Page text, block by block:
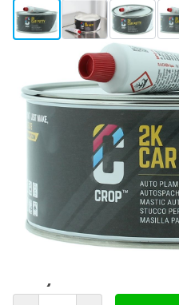
View larger imageView larger image
View
Se envía hoy
Elija un número
1 unidad
12 unidades
24 unidades